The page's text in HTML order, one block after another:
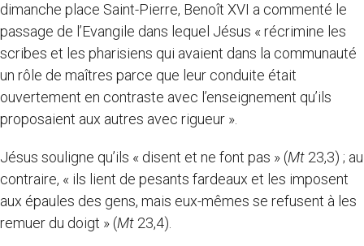
dimanche place Saint-Pierre, Benoît XVI a commenté le
passage de l’Evangile dans lequel Jésus « récrimine les
scribes et les pharisiens qui avaient dans la communauté
un rôle de maîtres parce que leur conduite était
ouvertement en contraste avec l’enseignement qu’ils
proposaient aux autres avec rigueur ».
Jésus souligne qu’ils « disent et ne font pas » (Mt 23,3) ; au
contraire, « ils lient de pesants fardeaux et les imposent
aux épaules des gens, mais eux-mêmes se refusent à les
remuer du doigt » (Mt 23,4).